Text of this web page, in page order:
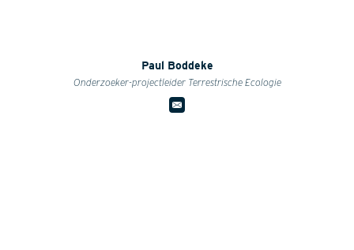
Paul Boddeke
Onderzoeker-projectleider Terrestrische Ecologie